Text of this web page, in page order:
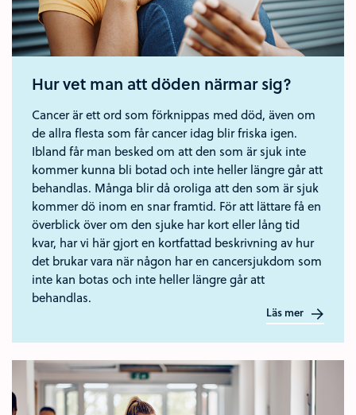
Hur vet man att döden närmar sig?
Cancer är ett ord som förknippas med död, även om
de allra flesta som får cancer idag blir friska igen.
Ibland får man besked om att den som är sjuk inte
kommer kunna bli botad och inte heller längre går att
behandlas. Många blir då oroliga att den som är sjuk
kommer dö inom en snar framtid. För att lättare få en
överblick över om den sjuke har kort eller lång tid
kvar, har vi här gjort en kortfattad beskrivning av hur
det brukar vara när någon har en cancersjukdom som
inte kan botas och inte heller längre går att
behandlas.
Läs mer